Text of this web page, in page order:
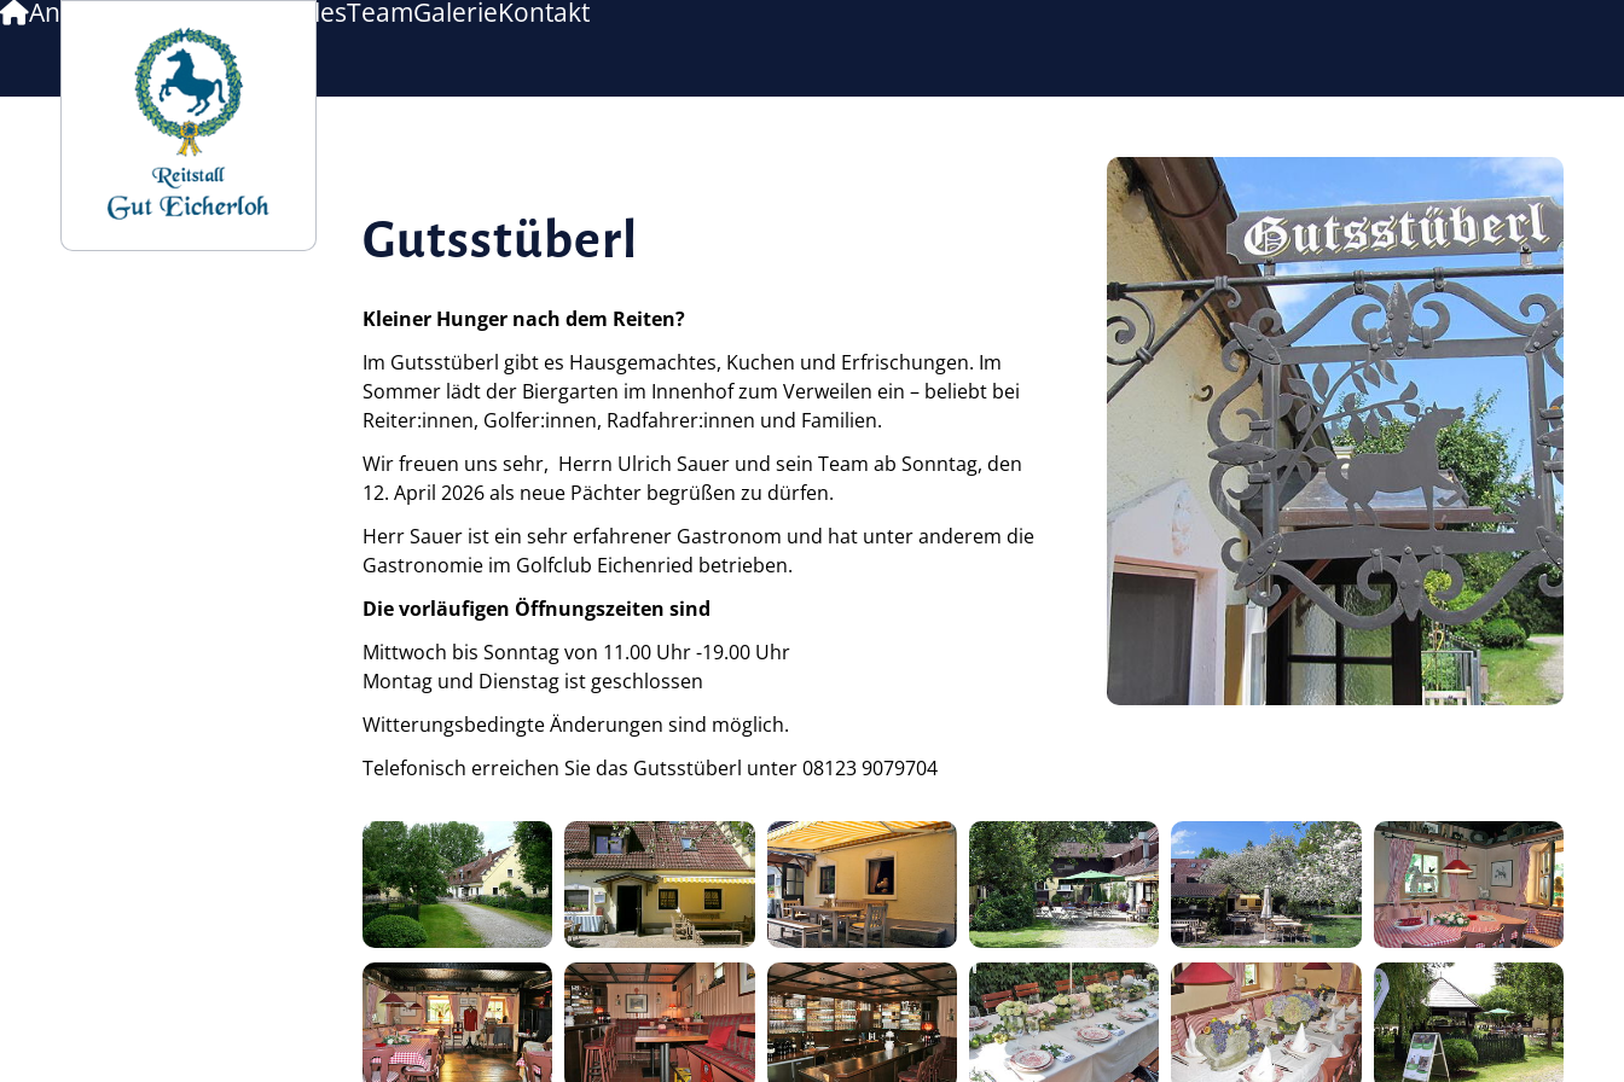
Aktuelles
Stellenausschreibung
Team
Betriebsleitung / Ausbildung
Reha Leitung
Galerie
Kontakt
Navigation
überspringen
AnlageAusbildungAktuellesTeamGalerieKontakt
Gutsstüberl
Kleiner Hunger nach dem Reiten?
Im Gutsstüberl gibt es Hausgemachtes, Kuchen und Erfrischungen. Im
Sommer lädt der Biergarten im Innenhof zum Verweilen ein – beliebt bei
Reiter:innen, Golfer:innen, Radfahrer:innen und Familien.
Wir freuen uns sehr, Herrn Ulrich Sauer und sein Team ab Sonntag, den
12. April 2026 als neue Pächter begrüßen zu dürfen.
Herr Sauer ist ein sehr erfahrener Gastronom und hat unter anderem die
Gastronomie im Golfclub Eichenried betrieben.
Die vorläufigen Öffnungszeiten sind
Mittwoch bis Sonntag von 11.00 Uhr -19.00 Uhr
Montag und Dienstag ist geschlossen
Witterungsbedingte Änderungen sind möglich.
Telefonisch erreichen Sie das Gutsstüberl unter 08123 9079704